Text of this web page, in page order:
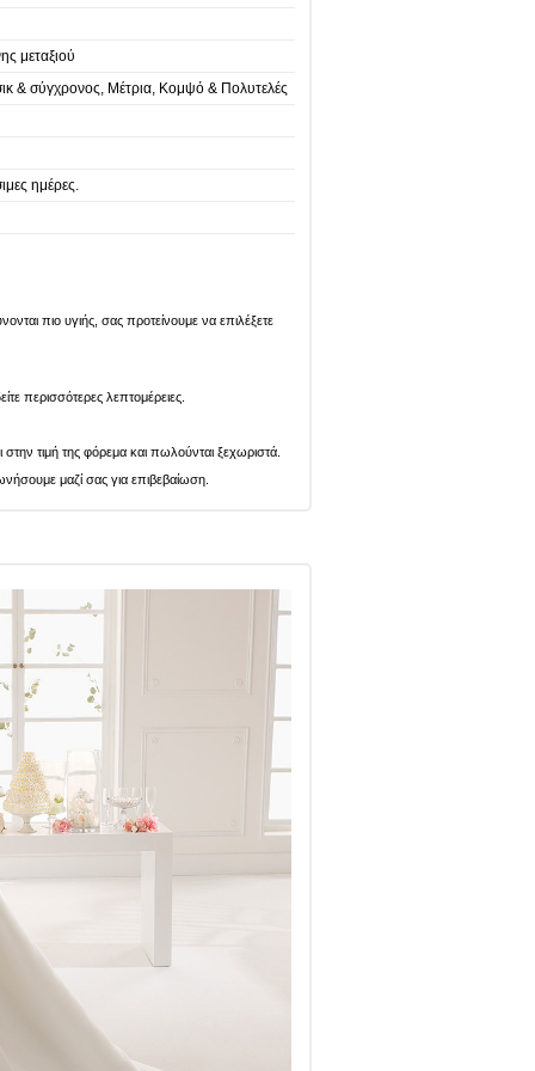
μεταξιού
& σύγχρονος, Μέτρια, Κομψό & Πολυτελές
ημέρες.
πιο υγιής, σας προτείνουμε να επιλέξετε
περισσότερες λεπτομέρειες.
τιμή της φόρεμα και πωλούνται ξεχωριστά.
μαζί σας για επιβεβαίωση.